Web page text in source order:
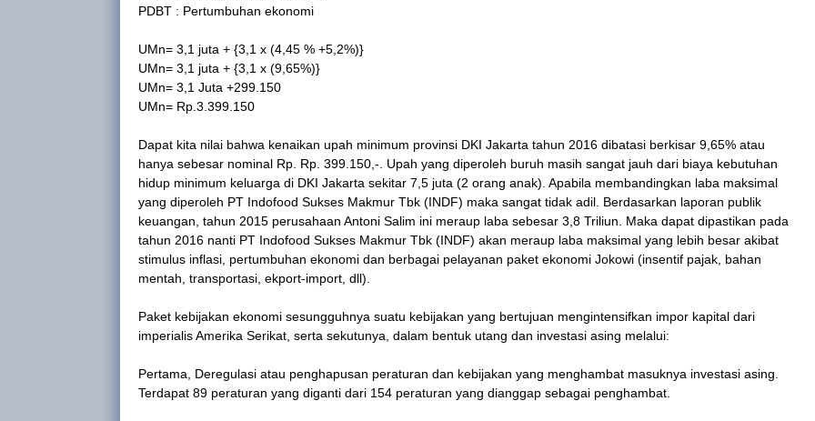
PDBT : Pertumbuhan ekonomi
UMn= 3,1 juta + {3,1 x (4,45 % +5,2%)}
UMn= 3,1 juta + {3,1 x (9,65%)}
UMn= 3,1 Juta +299.150
UMn= Rp.3.399.150
Dapat kita nilai bahwa kenaikan upah minimum provinsi DKI Jakarta tahun 2016 dibatasi berkisar 9,65% atau
hanya sebesar nominal Rp. Rp. 399.150,-. Upah yang diperoleh buruh masih sangat jauh dari biaya kebutuhan
hidup minimum keluarga di DKI Jakarta sekitar 7,5 juta (2 orang anak). Apabila membandingkan laba maksimal
yang diperoleh PT Indofood Sukses Makmur Tbk (INDF) maka sangat tidak adil. Berdasarkan laporan publik
keuangan, tahun 2015 perusahaan Antoni Salim ini meraup laba sebesar 3,8 Triliun. Maka dapat dipastikan pada
tahun 2016 nanti PT Indofood Sukses Makmur Tbk (INDF) akan meraup laba maksimal yang lebih besar akibat
stimulus inflasi, pertumbuhan ekonomi dan berbagai pelayanan paket ekonomi Jokowi (insentif pajak, bahan
mentah, transportasi, ekport-import, dll).
Paket kebijakan ekonomi sesungguhnya suatu kebijakan yang bertujuan mengintensifkan impor kapital dari
imperialis Amerika Serikat, serta sekutunya, dalam bentuk utang dan investasi asing melalui:
Pertama, Deregulasi atau penghapusan peraturan dan kebijakan yang menghambat masuknya investasi asing.
Terdapat 89 peraturan yang diganti dari 154 peraturan yang dianggap sebagai penghambat.